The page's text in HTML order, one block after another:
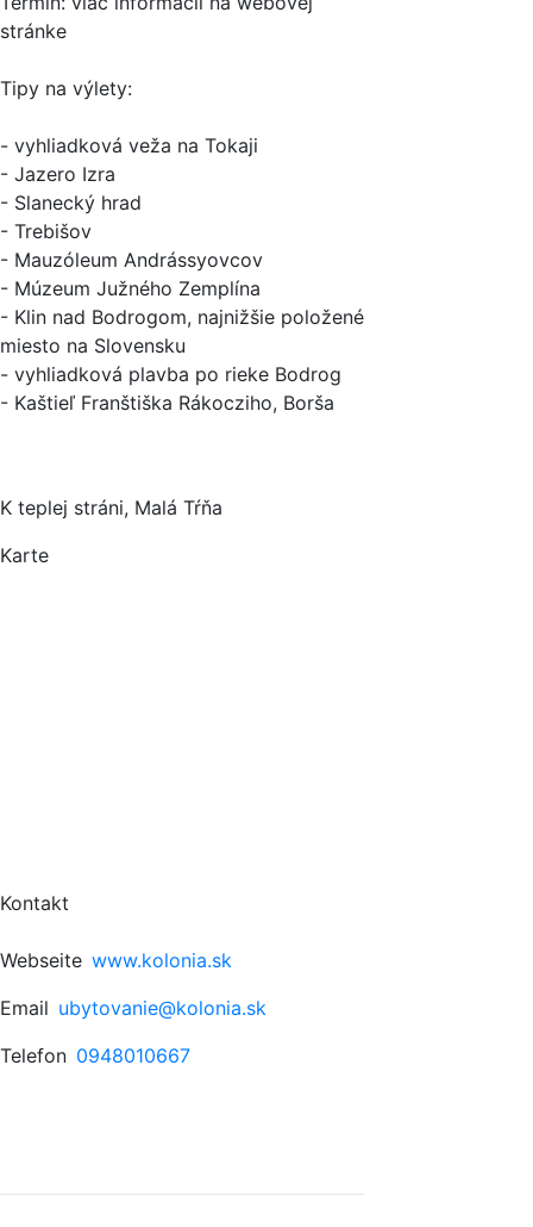
stránke
Tipy na výlety:
- vyhliadková veža na Tokaji
- Jazero Izra
- Slanecký hrad
- Trebišov
- Mauzóleum Andrássyovcov
- Múzeum Južného Zemplína
- Klin nad Bodrogom, najnižšie položené
miesto na Slovensku
- vyhliadková plavba po rieke Bodrog
- Kaštieľ Franštiška Rákocziho, Borša
K teplej stráni, Malá Tŕňa
Karte
Kontakt
Webseite www.kolonia.sk
Email ubytovanie@kolonia.sk
Telefon 0948010667